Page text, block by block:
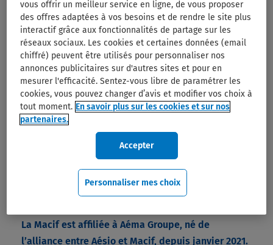
Pour répondre au mieux à leurs besoins, l’expertise
de la Macif s’articule autour de trois grands métiers
:
Santé-Prévoyance (Individuelle et Collective)
Assurance dommages (Automobile, Deux-roues,
Habitation, Loisirs)
Aéma Groupe, Groupe mutualiste de
La Macif est affiliée à Aéma Groupe, né de
l’alliance entre Aésio et Macif, depuis janvier 2021.
vous offrir un meilleur service en ligne, de vous proposer
des offres adaptées à vos besoins et de rendre le site plus
interactif grâce aux fonctionnalités de partage sur les
réseaux sociaux. Les cookies et certaines données (email
chiffré) peuvent être utilisés pour personnaliser nos
annonces publicitaires sur d'autres sites et pour en
mesurer l'efficacité. Sentez-vous libre de paramétrer les
cookies, vous pouvez changer d’avis et modifier vos choix à
tout moment. En savoir plus sur les cookies et sur nos
partenaires.
Accepter
Personnaliser mes choix